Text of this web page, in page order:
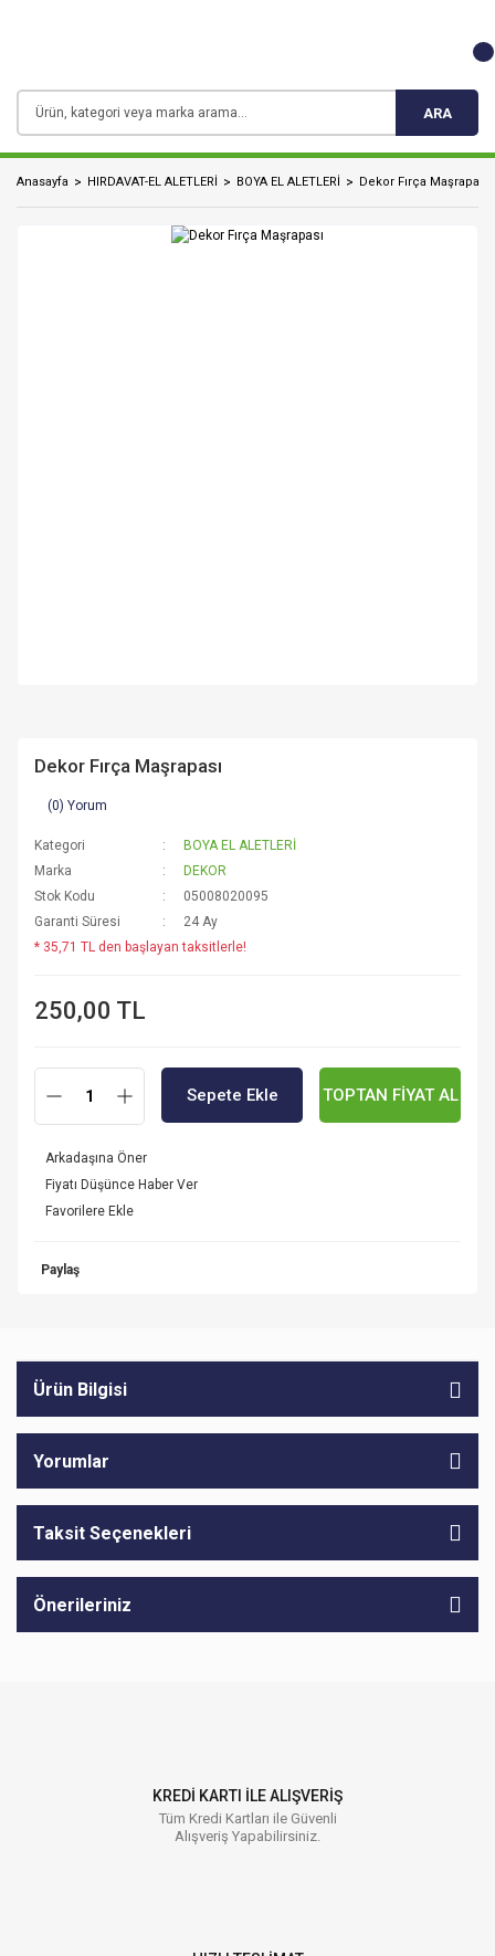
ARA
Anasayfa HIRDAVAT-EL ALETLERİ BOYA EL ALETLERİ Dekor Fırça Maşrapası
Dekor Fırça Maşrapası
(0) Yorum
Kategori
BOYA EL ALETLERİ
Marka
DEKOR
Stok Kodu
05008020095
Garanti Süresi
24 Ay
* 35,71 TL den başlayan taksitlerle!
250,00 TL
Sepete Ekle TOPTAN FİYAT AL
Arkadaşına Öner
Fiyatı Düşünce Haber Ver
Paylaş
Ürün Bilgisi
Yorumlar
Taksit Seçenekleri
Önerileriniz
KREDİ KARTI İLE ALIŞVERİŞ
Tüm Kredi Kartları ile Güvenli
Alışveriş Yapabilirsiniz.